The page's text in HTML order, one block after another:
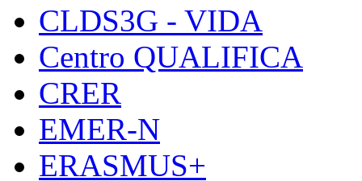
CLDS3G - VIDA
Centro QUALIFICA
CRER
EMER-N
ERASMUS+